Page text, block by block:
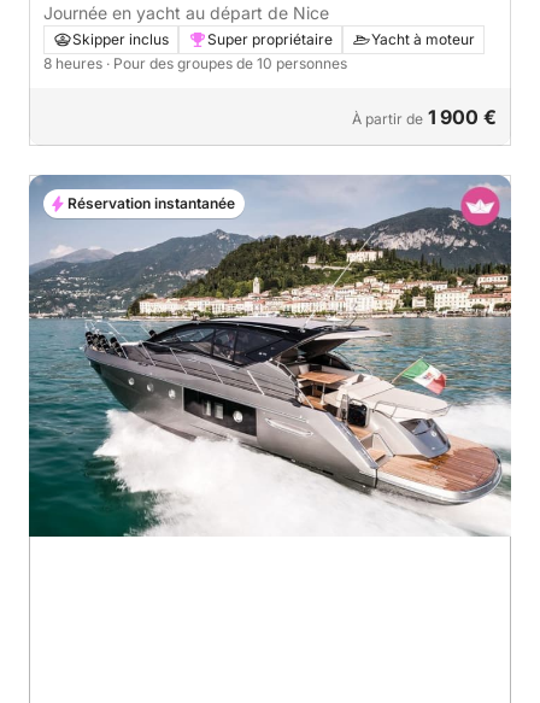
Journée en yacht au départ de Nice
Skipper inclus Super propriétaire
Yacht à moteur
8 heures · Pour des groupes de 10 personnes
À partir de 1 900 €
Réservation instantanée